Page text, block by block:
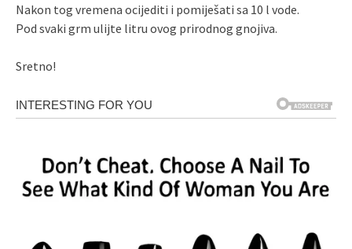
Nakon tog vremena ocijediti i pomiješati sa 10 l vode.
Pod svaki grm ulijte litru ovog prirodnog gnojiva.
Sretno!